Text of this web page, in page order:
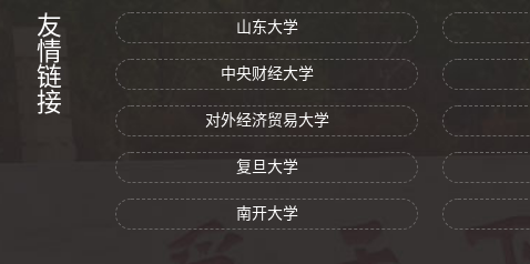
友情链接 山东大学
中央财经大学
对外经济贸易大学
复旦大学
南开大学